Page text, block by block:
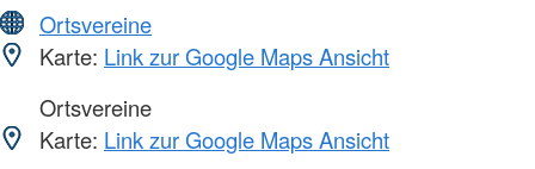
Ortsvereine
Karte: Link zur Google Maps Ansicht
Ortsvereine
Karte: Link zur Google Maps Ansicht